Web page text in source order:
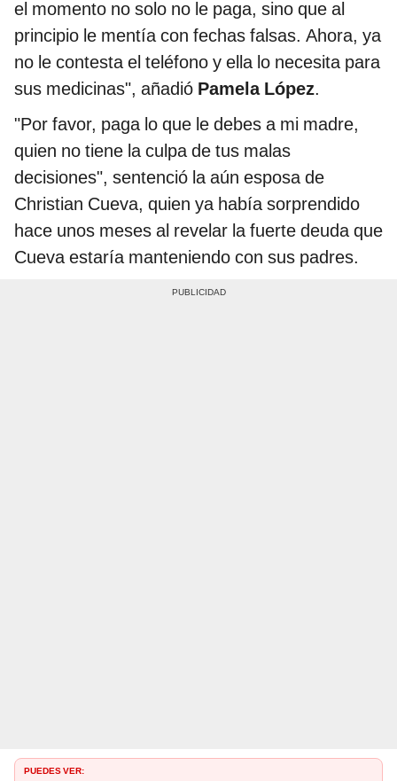
el momento no solo no le paga, sino que al
principio le mentía con fechas falsas. Ahora, ya
no le contesta el teléfono y ella lo necesita para
sus medicinas", añadió Pamela López.
"Por favor, paga lo que le debes a mi madre,
quien no tiene la culpa de tus malas
decisiones", sentenció la aún esposa de
Christian Cueva, quien ya había sorprendido
hace unos meses al revelar la fuerte deuda que
Cueva estaría manteniendo con sus padres.
PUEDES VER: